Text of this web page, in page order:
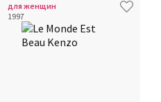
для женщин
1997